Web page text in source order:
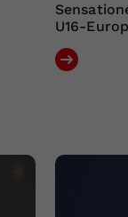
U16-